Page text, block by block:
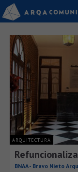
ARQUITECTURA
BNAA - Bravo Nieto